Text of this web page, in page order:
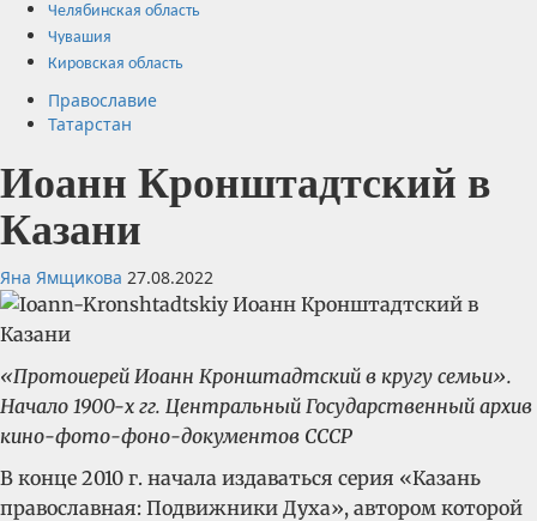
Челябинская область
Чувашия
Кировская область
Православие
Татарстан
Иоанн Кронштадтский в
Казани
Яна Ямщикова 27.08.2022
«Протоиерей Иоанн Кронштадтский в кругу семьи».
Начало 1900-х гг. Центральный Государственный архив
кино-фото-фоно-документов СССР
В конце 2010 г. начала издаваться серия «Казань
православная: Подвижники Духа», автором которой